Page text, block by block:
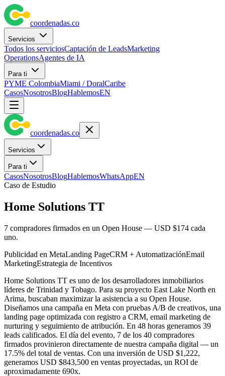
coordenadas.co
Servicios
Todos los serviciosCaptación de LeadsMarketing
OperationsAgentes de IA
Para ti
PYME ColombiaMiami / DoralCaribe
CasosNosotrosBlogHablemosEN
coordenadas.co
Servicios
Para ti
CasosNosotrosBlogHablemosWhatsAppEN
Caso de Estudio
Home Solutions TT
7 compradores firmados en un Open House — USD $174 cada
uno.
Publicidad en MetaLanding PageCRM + AutomatizaciónEmail
MarketingEstrategia de Incentivos
Home Solutions TT es uno de los desarrolladores inmobiliarios
líderes de Trinidad y Tobago. Para su proyecto East Lake North en
Arima, buscaban maximizar la asistencia a su Open House.
Diseñamos una campaña en Meta con pruebas A/B de creativos, una
landing page optimizada con registro a CRM, email marketing de
nurturing y seguimiento de atribución. En 48 horas generamos 39
leads calificados. El día del evento, 7 de los 40 compradores
firmados provinieron directamente de nuestra campaña digital — un
17.5% del total de ventas. Con una inversión de USD $1,222,
generamos USD $843,500 en ventas proyectadas, un ROI de
aproximadamente 690x.